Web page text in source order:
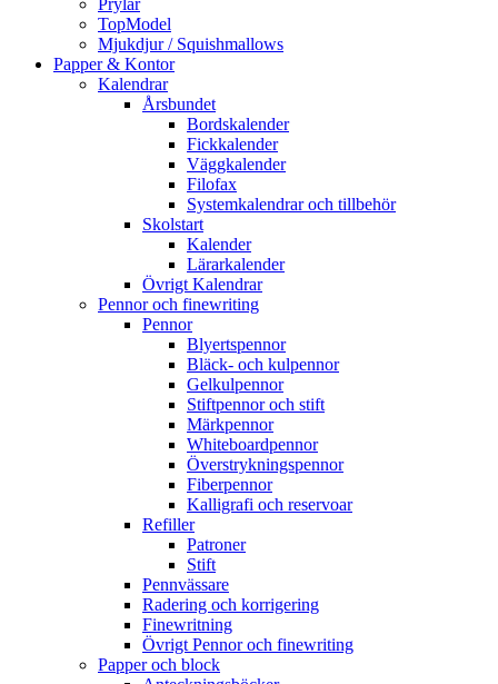
Prylar
TopModel
Mjukdjur / Squishmallows
Papper & Kontor
Kalendrar
Årsbundet
Bordskalender
Fickkalender
Väggkalender
Filofax
Systemkalendrar och tillbehör
Skolstart
Kalender
Lärarkalender
Övrigt Kalendrar
Pennor och finewriting
Pennor
Blyertspennor
Bläck- och kulpennor
Gelkulpennor
Stiftpennor och stift
Märkpennor
Whiteboardpennor
Överstrykningspennor
Fiberpennor
Kalligrafi och reservoar
Refiller
Patroner
Stift
Pennvässare
Radering och korrigering
Finewritning
Övrigt Pennor och finewriting
Papper och block